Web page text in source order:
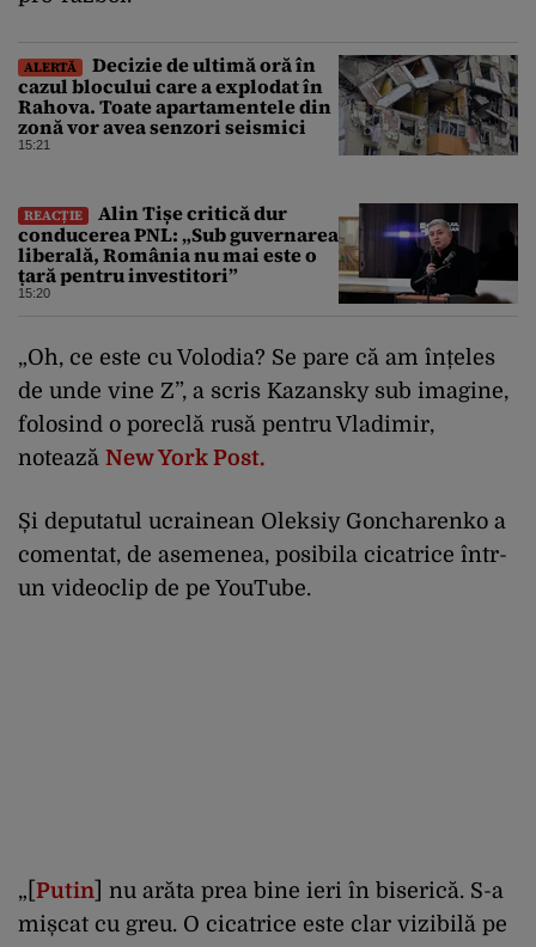
ALERTĂ
Decizie de ultimă oră în
cazul blocului care a explodat în
Rahova. Toate apartamentele din
zonă vor avea senzori seismici
15:21
REACȚIE
Alin Tișe critică dur
conducerea PNL: „Sub guvernarea
liberală, România nu mai este o
țară pentru investitori”
15:20
„Oh, ce este cu Volodia? Se pare că am înțeles
de unde vine Z”, a scris Kazansky sub imagine,
folosind o poreclă rusă pentru Vladimir,
notează New York Post.
Și deputatul ucrainean Oleksiy Goncharenko a
comentat, de asemenea, posibila cicatrice într-
un videoclip de pe YouTube.
„[ Putin ] nu arăta prea bine ieri în biserică. S-a
mișcat cu greu. O cicatrice este clar vizibilă pe